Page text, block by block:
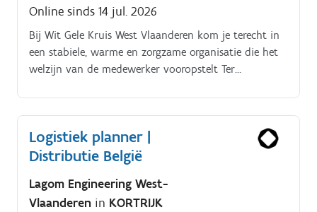
Online sinds 14 jul. 2026
Bij Wit Gele Kruis West Vlaanderen kom je terecht in
een stabiele, warme en zorgzame organisatie die het
welzijn van de medewerker vooropstelt Ter
naar een nieuwe collega Een greep uit jouw
verantwoordelijkheden:. Je ondersteunt onze zorg en
verpleegkundigen in hun dagelijkse werking Dit doe
je onder andere door de verdeling van
bestellingen en voorraad zodat onze
zorgmedewerkers altijd over de juiste
Logistiek planner |
Distributie België
Lagom Engineering West-
Vlaanderen in KORTRIJK